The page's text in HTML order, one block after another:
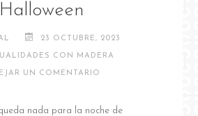
Halloween
23 OCTUBRE, 2023
CON MADERA
UN COMENTARIO
nada para la noche de